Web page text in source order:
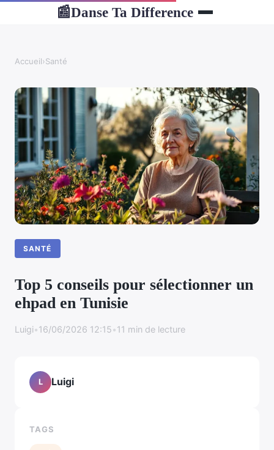
📰Danse Ta Difference
Accueil›Santé
SANTÉ
Top 5 conseils pour sélectionner un
ehpad en Tunisie
Luigi•16/06/2026 12:15•11 min de lecture
L Luigi
TAGS